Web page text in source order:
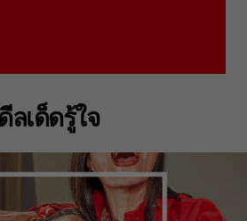
ดีลเด็ดรู้ใจ